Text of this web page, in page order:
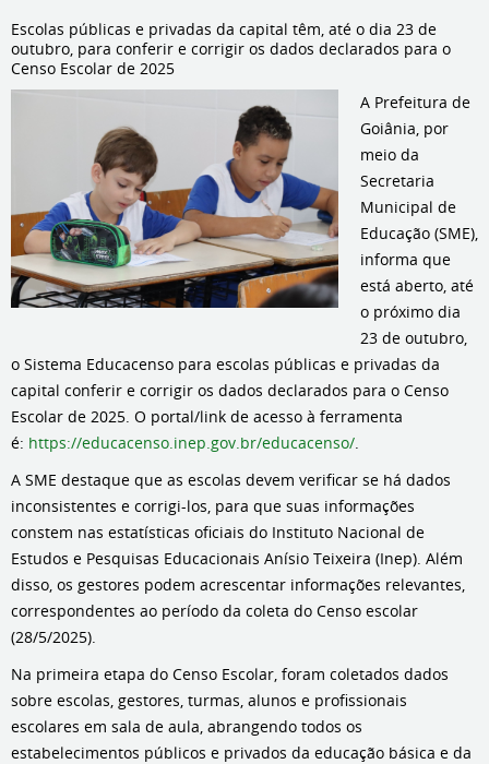
Escolas públicas e privadas da capital têm, até o dia 23 de
outubro, para conferir e corrigir os dados declarados para o
Censo Escolar de 2025
A Prefeitura de
Goiânia, por
meio da
Secretaria
Municipal de
Educação (SME),
informa que
está aberto, até
o próximo dia
23 de outubro,
o Sistema Educacenso para escolas públicas e privadas da
capital conferir e corrigir os dados declarados para o Censo
Escolar de 2025. O portal/link de acesso à ferramenta
é: https://educacenso.inep.gov.br/educacenso/.
A SME destaque que as escolas devem verificar se há dados
inconsistentes e corrigi-los, para que suas informações
constem nas estatísticas oficiais do Instituto Nacional de
Estudos e Pesquisas Educacionais Anísio Teixeira (Inep). Além
disso, os gestores podem acrescentar informações relevantes,
correspondentes ao período da coleta do Censo escolar
(28/5/2025).
Na primeira etapa do Censo Escolar, foram coletados dados
sobre escolas, gestores, turmas, alunos e profissionais
escolares em sala de aula, abrangendo todos os
estabelecimentos públicos e privados da educação básica e da